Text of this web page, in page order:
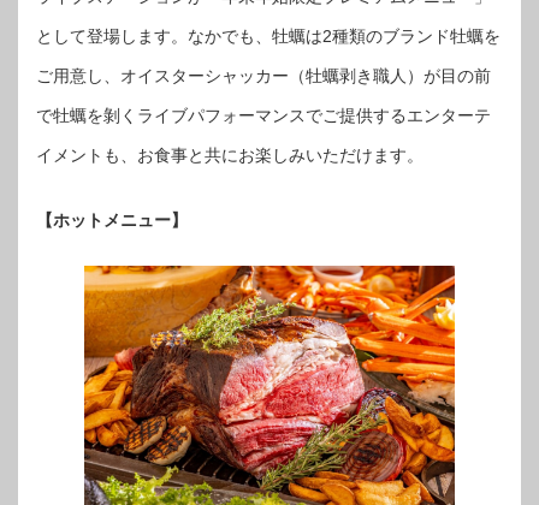
として登場します。なかでも、牡蠣は2種類のブランド牡蠣を
ご用意し、オイスターシャッカー（牡蠣剥き職人）が目の前
で牡蠣を剝くライブパフォーマンスでご提供するエンターテ
イメントも、お食事と共にお楽しみいただけます。
【ホットメニュー】